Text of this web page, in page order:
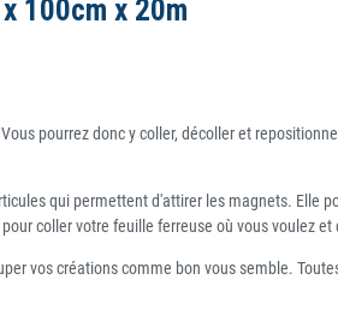
100cm x 20m
pourrez donc y coller, décoller et
qui permettent d'attirer les magnets. Elle
coller votre feuille ferreuse où vous voulez
vos créations comme bon vous semble.